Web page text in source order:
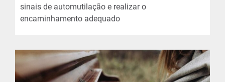
sinais de automutilação e realizar o
encaminhamento adequado